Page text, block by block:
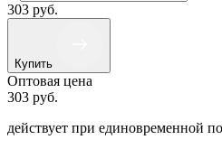
303 руб.
Купить
Оптовая цена
303 руб.
действует при единовременной